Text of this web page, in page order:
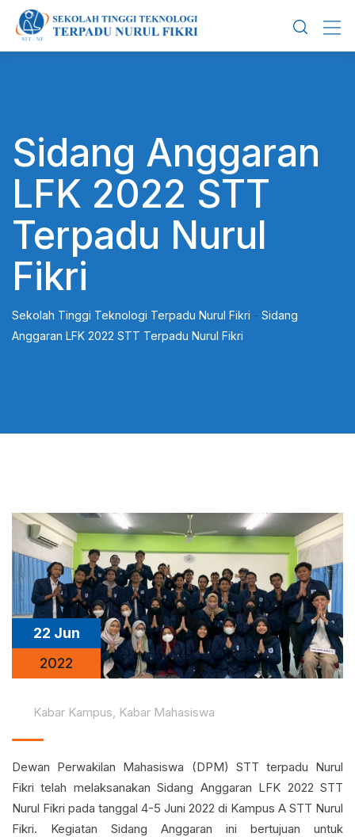
content
Sidang Anggaran
LFK 2022 STT
Terpadu Nurul
Fikri
Sekolah Tinggi Teknologi Terpadu Nurul Fikri - Sidang
Anggaran LFK 2022 STT Terpadu Nurul Fikri
22 Jun
2022
Kabar Kampus, Kabar Mahasiswa
Dewan Perwakilan Mahasiswa (DPM) STT terpadu Nurul
Fikri telah melaksanakan Sidang Anggaran LFK 2022 STT
Nurul Fikri pada tanggal 4-5 Juni 2022 di Kampus A STT Nurul
Fikri. Kegiatan Sidang Anggaran ini bertujuan untuk